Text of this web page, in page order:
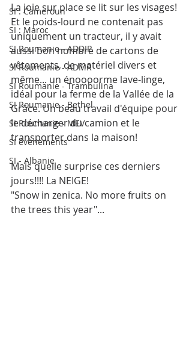
SI : Cameroun
SI : Maroc
SI Roumanie - ADDIP
SI Roumanie - ADMR
SI Roumanie - Trambulina
SI Roumanie - Bethel
SI Roumanie - MEV
SI évènements
SI - Albanie
La joie sur place se lit sur les visages!
Et le poids-lourd ne contenait pas
uniquement un tracteur, il y avait
aussi bon nombre de cartons de
vêtements, de matériel divers et
même... un énoooorme lave-linge,
idéal pour la ferme de la Vallée de la
Grâce. Un beau travail d'équipe pour
le décharger du camion et le
transporter dans la maison!
Mais quelle surprise ces derniers
jours!!!! La NEIGE!
"Snow in zenica. No more fruits on
the trees this year"...